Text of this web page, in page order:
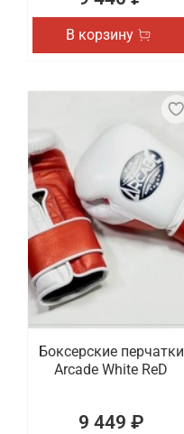
В корзину
Боксерские перчатки
Arcade White ReD
9 449 ₽